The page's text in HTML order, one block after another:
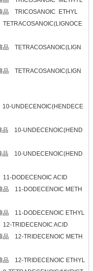
品 TRICOSANOIC ETHYL
品 TETRACOSANOIC(LIGN
品 TETRACOSANOIC(LIGN
UNDECENOIC(HENDECE
品 10-UNDECENOIC(HEND
品 10-UNDECENOIC(HEND
DODECENOIC ACID
品 11-DODECENOIC METH
品 11-DODECENOIC ETHYL
TRIDECENOIC ACID
品 12-TRIDECENOIC METH
品 12-TRIDECENOIC ETHYL